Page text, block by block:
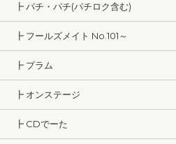
┣ パチ・パチ(パチロク含む)
┣ フールズメイト No.101～
┣ プラム
┣ オンステージ
┣ CDでーた